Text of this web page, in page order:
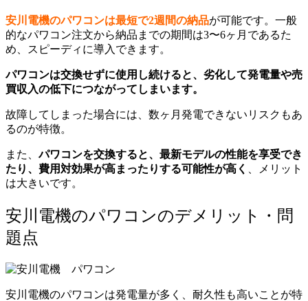
安川電機のパワコンは最短で2週間の納品が可能です。一般
的なパワコン注文から納品までの期間は3〜6ヶ月であるた
め、スピーディに導入できます。
パワコンは交換せずに使用し続けると、劣化して発電量や売
買収入の低下につながってしまいます。
故障してしまった場合には、数ヶ月発電できないリスクもあ
るのが特徴。
また、パワコンを交換すると、最新モデルの性能を享受でき
たり、費用対効果が高まったりする可能性が高く 、メリット
は大きいです。
安川電機のパワコンのデメリット・問
題点
安川電機のパワコンは発電量が多く、耐久性も高いことが特